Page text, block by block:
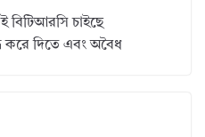
চাইছে
দিতে এবং অবৈধ